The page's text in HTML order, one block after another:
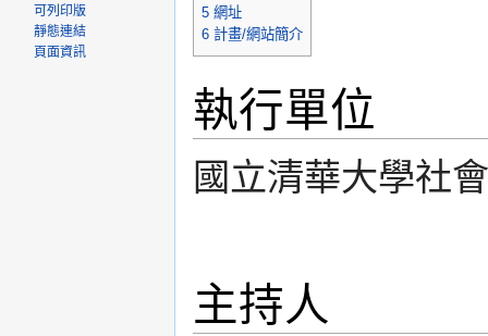
5 網址
6 計畫/網站簡介
執行單位
國立清華大學社
主持人
可列印版
靜態連結
頁面資訊